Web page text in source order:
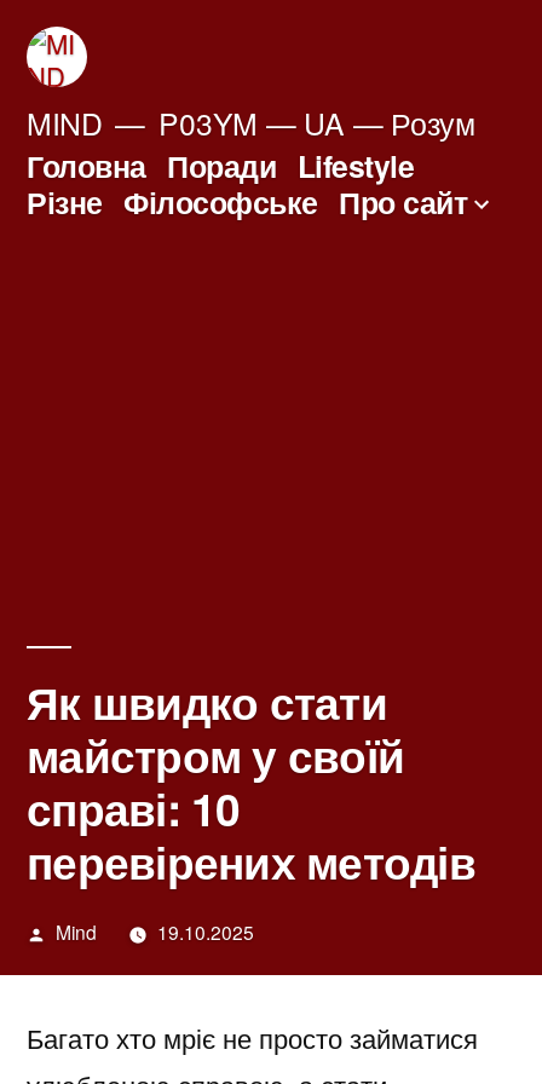
Перейти
до
вмісту
MIND P03YM — UA — Розум
Головна Поради Lifestyle
Різне Філософське Про сайт
Як швидко стати
майстром у своїй
справі: 10
перевірених методів
Написано
Mind 19.10.2025
Багато хто мріє не просто займатися